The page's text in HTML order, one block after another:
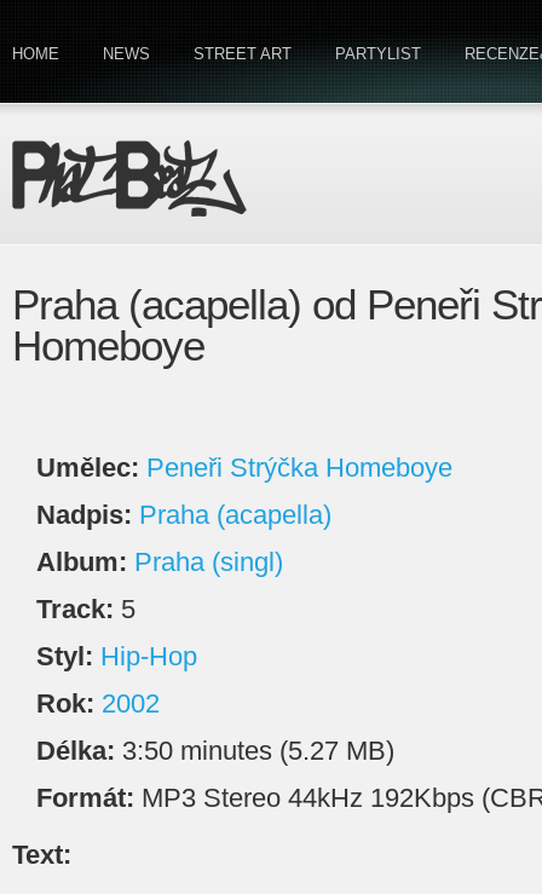
HOME NEWS STREET ART PARTYLIST
Praha (acapella) od Peneři
Homeboye
Umělec: Peneři Strýčka Homeboye
Nadpis: Praha (acapella)
Album: Praha (singl)
Track: 5
Styl: Hip-Hop
Rok: 2002
Délka: 3:50 minutes (5.27 MB)
Formát: MP3 Stereo 44kHz 192Kbps
Text: